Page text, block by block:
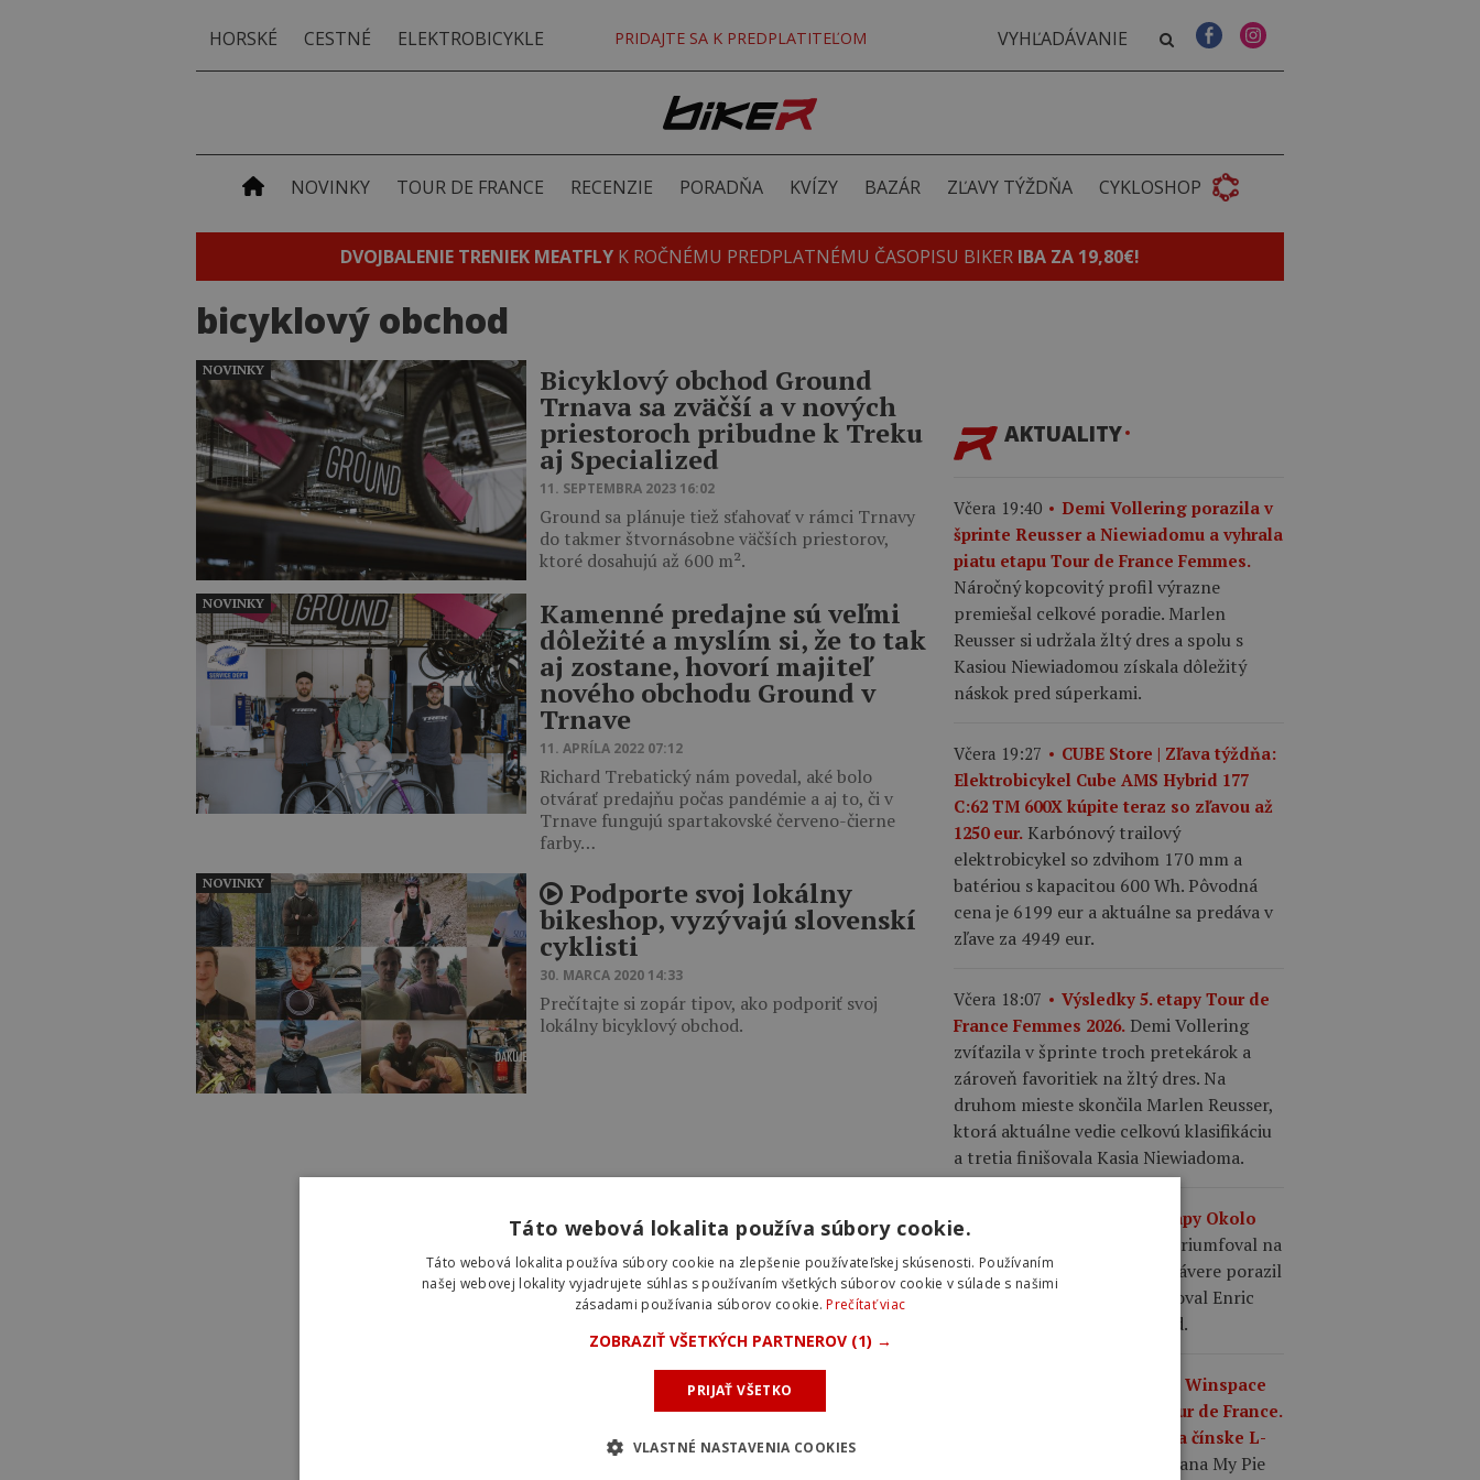
HORSKÉ CESTNÉ ELEKTROBICYKLE PRIDAJTE SA K PREDPLATITEĽOM
NOVINKY TOUR DE FRANCE RECENZIE PORADŇA KVÍZY BAZÁR ZĽAVY TÝŽDŇA CYKLOSHOP
DVOJBALENIE TRENIEK MEATFLY K ROČNÉMU PREDPLATNÉMU ČASOPISU BIKER IBA ZA 19,80€!
bicyklový obchod
Bicyklový obchod Ground
Trnava sa zväčší a v nových
priestoroch pribudne k Treku
aj Specialized
11. SEPTEMBRA 2023 16:02
Ground sa plánuje tiež sťahovať v rámci Trnavy
do takmer štvornásobne väčších priestorov,
ktoré dosahujú až 600 m².
NOVINKY
Kamenné predajne sú veľmi
dôležité a myslím si, že to tak
aj zostane, hovorí majiteľ
nového obchodu Ground v
Trnave
11. APRÍLA 2022 07:12
Richard Trebatický nám povedal, aké bolo
otvárať predajňu počas pandémie a aj to, či v
Trnave fungujú spartakovské červeno-čierne
farby…
NOVINKY
Podporte svoj lokálny
bikeshop, vyzývajú slovenskí
cyklisti
30. MARCA 2020 14:33
Prečítajte si zopár tipov, ako podporiť svoj
lokálny bicyklový obchod.
NOVINKY
AKTUALITY
Včera 19:40
Demi Vollering porazila v
šprinte Reusser a Niewiadomu a vyhrala
piatu etapu Tour de France Femmes.
Náročný kopcovitý profil výrazne
premiešal celkové poradie. Marlen
Reusser si udržala žltý dres a spolu s
Kasiou Niewiadomou získala dôležitý
náskok pred súperkami.
Včera 19:27
CUBE Store | Zľava týždňa:
Elektrobicykel Cube AMS Hybrid 177
C:62 TM 600X kúpite teraz so zľavou až
1250 eur. Karbónový trailový
elektrobicykel so zdvihom 170 mm a
batériou s kapacitou 600 Wh. Pôvodná
cena je 6199 eur a aktuálne sa predáva v
zľave za 4949 eur.
Včera 18:07
Výsledky 5. etapy Tour de
France Femmes 2026. Demi Vollering
zvíťazila v šprinte troch pretekárok a
zároveň favoritiek na žltý dres. Na
druhom mieste skončila Marlen Reusser,
ktorá aktuálne vedie celkovú klasifikáciu
a tretia finišovala Kasia Niewiadoma.
Výsledky 2. etapy Okolo
Oscar Onley triumfoval na
vrchole Valle del Sol, keď v závere porazil
Giulia Cicconeho. Tretí finišoval Enric
Mas so stratou dvoch sekúnd.
Čínska značka Winspace
má premiéru na ženskej Tour de France.
Radenie Ultegra vymenili za čínske L-
Tím Mayenne Monbana My Pie
Táto webová lokalita používa súbory cookie.
Táto webová lokalita používa súbory cookie na zlepšenie používateľskej skúsenosti. Používaním
našej webovej lokality vyjadrujete súhlas s používaním všetkých súborov cookie v súlade s našimi
zásadami používania súborov cookie.Prečítať viac
ZOBRAZIŤ VŠETKÝCH PARTNEROV (1) →
PRIJAŤ VŠETKO
VLASTNÉ NASTAVENIA COOKIES